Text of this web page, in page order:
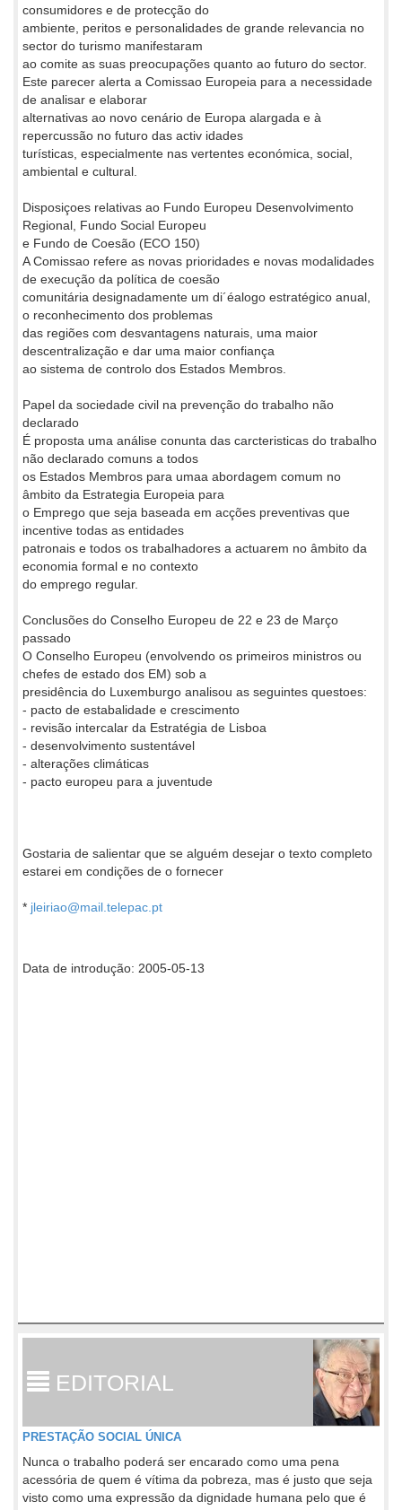
consumidores e de protecção do
ambiente, peritos e personalidades de grande relevancia no
sector do turismo manifestaram
ao comite as suas preocupações quanto ao futuro do sector.
Este parecer alerta a Comissao Europeia para a necessidade
de analisar e elaborar
alternativas ao novo cenário de Europa alargada e à
repercussão no futuro das activ idades
turísticas, especialmente nas vertentes económica, social,
ambiental e cultural.
Disposiçoes relativas ao Fundo Europeu Desenvolvimento
Regional, Fundo Social Europeu
e Fundo de Coesão (ECO 150)
A Comissao refere as novas prioridades e novas modalidades
de execução da política de coesão
comunitária designadamente um di´éalogo estratégico anual,
o reconhecimento dos problemas
das regiões com desvantagens naturais, uma maior
descentralização e dar uma maior confiança
ao sistema de controlo dos Estados Membros.
Papel da sociedade civil na prevenção do trabalho não
declarado
É proposta uma análise conunta das carcteristicas do trabalho
não declarado comuns a todos
os Estados Membros para umaa abordagem comum no
âmbito da Estrategia Europeia para
o Emprego que seja baseada em acções preventivas que
incentive todas as entidades
patronais e todos os trabalhadores a actuarem no âmbito da
economia formal e no contexto
do emprego regular.
Conclusões do Conselho Europeu de 22 e 23 de Março
passado
O Conselho Europeu (envolvendo os primeiros ministros ou
chefes de estado dos EM) sob a
presidência do Luxemburgo analisou as seguintes questoes:
- pacto de estabalidade e crescimento
- revisão intercalar da Estratégia de Lisboa
- desenvolvimento sustentável
- alterações climáticas
- pacto europeu para a juventude
Gostaria de salientar que se alguém desejar o texto completo
estarei em condições de o fornecer
* jleiriao@mail.telepac.pt
Data de introdução: 2005-05-13
EDITORIAL
PRESTAÇÃO SOCIAL ÚNICA
Nunca o trabalho poderá ser encarado como uma pena
acessória de quem é vítima da pobreza, mas é justo que seja
visto como uma expressão da dignidade humana pelo que é